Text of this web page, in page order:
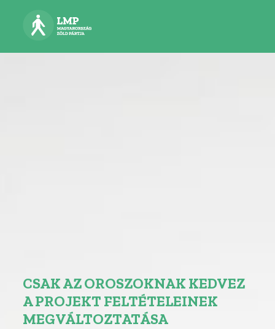
CSAK AZ OROSZOKNAK KEDVEZ
A PROJEKT FELTÉTELEINEK
MEGVÁLTOZTATÁSA